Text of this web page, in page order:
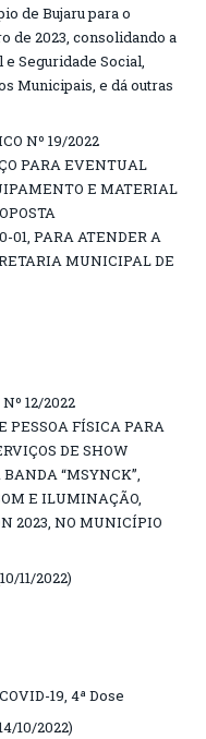
de Bujaru para o
de 2023, consolidando a
Seguridade Social,
Municipais, e dá outras
Nº 19/2022
PARA EVENTUAL
E MATERIAL
01, PARA ATENDER A
MUNICIPAL DE
12/2022
PESSOA FÍSICA PARA
DE SHOW
“MSYNCK”,
E ILUMINAÇÃO,
2023, NO MUNICÍPIO
11/2022)
19, 4ª Dose
10/2022)